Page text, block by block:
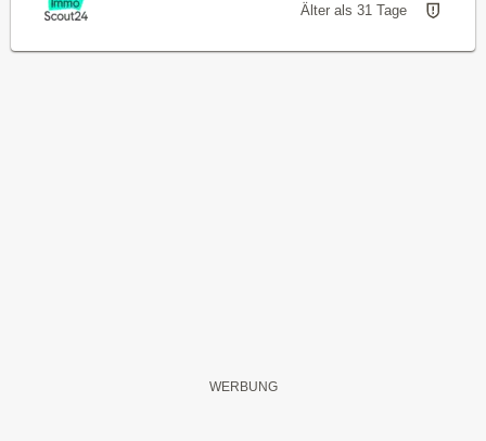
Älter als 31 Tage